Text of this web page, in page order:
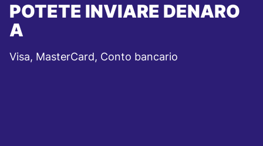
POTETE INVIARE DENARO
A
Visa, MasterCard, Conto bancario